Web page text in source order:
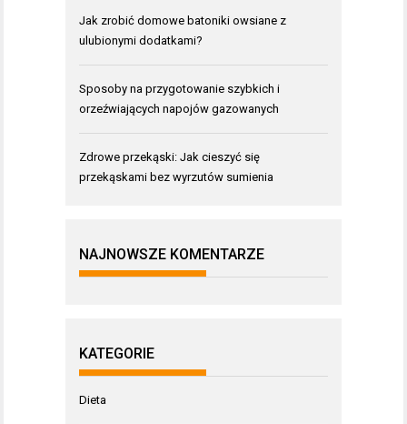
Jak zrobić domowe batoniki owsiane z
ulubionymi dodatkami?
Sposoby na przygotowanie szybkich i
orzeźwiających napojów gazowanych
Zdrowe przekąski: Jak cieszyć się
przekąskami bez wyrzutów sumienia
NAJNOWSZE KOMENTARZE
KATEGORIE
Dieta